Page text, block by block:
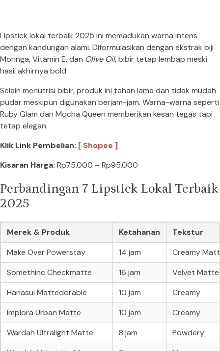
Lipstick lokal terbaik 2025 ini memadukan warna intens
dengan kandungan alami. Diformulasikan dengan ekstrak biji
Moringa, Vitamin E, dan Olive Oil, bibir tetap lembap meski
hasil akhirnya bold.
Selain menutrisi bibir, produk ini tahan lama dan tidak mudah
pudar meskipun digunakan berjam-jam. Warna-warna seperti
Ruby Glam dan Mocha Queen memberikan kesan tegas tapi
tetap elegan.
Klik Link Pembelian: [ Shopee ]
Kisaran Harga: Rp75.000 – Rp95.000
Perbandingan 7 Lipstick Lokal Terbaik
2025
Merek & Produk Ketahanan
Tekstur
Make Over Powerstay
14 jam
Creamy
Somethinc Checkmatte
16 jam
Velvet Matte
Hanasui Mattedorable
10 jam
Creamy
Implora Urban Matte
10 jam
Creamy
Wardah Ultralight Matte
8 jam
Powdery